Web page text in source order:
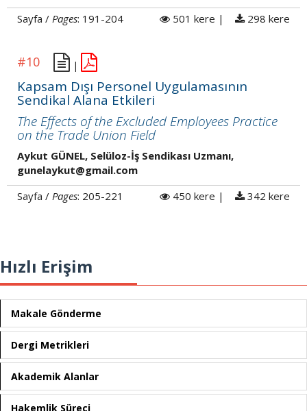
Sayfa / Pages: 191-204 501 kere | 298 kere
#10 |
Kapsam Dışı Personel Uygulamasının
Sendikal Alana Etkileri
The Effects of the Excluded Employees Practice
on the Trade Union Field
Aykut GÜNEL, Selüloz-İş Sendikası Uzmanı,
gunelaykut@gmail.com
Sayfa / Pages: 205-221 450 kere | 342 kere
Hızlı Erişim
Makale Gönderme
Dergi Metrikleri
Akademik Alanlar
Hakemlik Süreci